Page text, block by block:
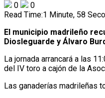
0
0
Read Time:1 Minute, 58
El municipio madrileño
Diosleguarde y Álvaro
La jornada arrancará a las
del IV toro a cajón de la
Las ganaderías madrileñas